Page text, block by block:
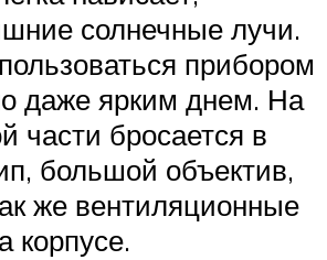
солнечные лучи.
прибором
даже ярким днем. На
части бросается в
большой объектив,
же вентиляционные
корпусе.